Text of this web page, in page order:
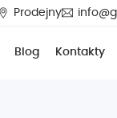
Prodejny
Blog Kontakty